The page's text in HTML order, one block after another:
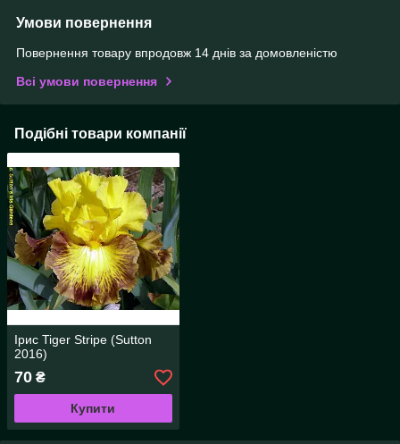
Умови повернення
Повернення товару впродовж 14 днів за домовленістю
Всі умови повернення
Подібні товари компанії
Ірис Tiger Stripe (Sutton
2016)
70 ₴
Купити